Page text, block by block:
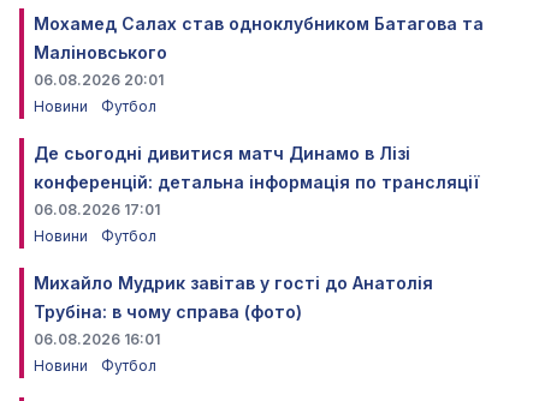
Мохамед Салах став одноклубником Батагова та
Маліновського
06.08.2026 20:01
Новини
Футбол
Де сьогодні дивитися матч Динамо в Лізі
конференцій: детальна інформація по трансляції
06.08.2026 17:01
Новини
Футбол
Михайло Мудрик завітав у гості до Анатолія
Трубіна: в чому справа (фото)
06.08.2026 16:01
Новини
Футбол